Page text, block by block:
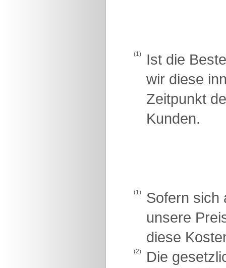
(1)
Ist die
wir diese
Zeitpunkt
Kunden.
(1)
Sofern sich
unsere
diese
(2)
Die